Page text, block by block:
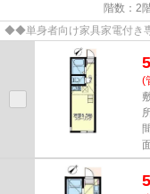
階数：2
◆◆単身者向け家具家電付き
(